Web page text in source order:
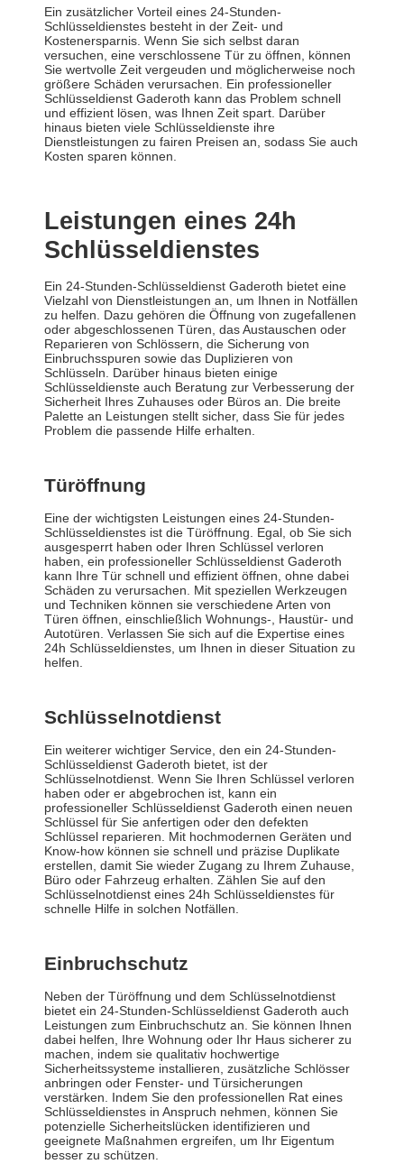
Ein zusätzlicher Vorteil eines 24-Stunden-
Schlüsseldienstes besteht in der Zeit- und
Kostenersparnis. Wenn Sie sich selbst daran
versuchen, eine verschlossene Tür zu öffnen, können
Sie wertvolle Zeit vergeuden und möglicherweise noch
größere Schäden verursachen. Ein professioneller
Schlüsseldienst Gaderoth kann das Problem schnell
und effizient lösen, was Ihnen Zeit spart. Darüber
hinaus bieten viele Schlüsseldienste ihre
Dienstleistungen zu fairen Preisen an, sodass Sie auch
Kosten sparen können.
Leistungen eines 24h
Schlüsseldienstes
Ein 24-Stunden-Schlüsseldienst Gaderoth bietet eine
Vielzahl von Dienstleistungen an, um Ihnen in Notfällen
zu helfen. Dazu gehören die Öffnung von zugefallenen
oder abgeschlossenen Türen, das Austauschen oder
Reparieren von Schlössern, die Sicherung von
Einbruchsspuren sowie das Duplizieren von
Schlüsseln. Darüber hinaus bieten einige
Schlüsseldienste auch Beratung zur Verbesserung der
Sicherheit Ihres Zuhauses oder Büros an. Die breite
Palette an Leistungen stellt sicher, dass Sie für jedes
Problem die passende Hilfe erhalten.
Türöffnung
Eine der wichtigsten Leistungen eines 24-Stunden-
Schlüsseldienstes ist die Türöffnung. Egal, ob Sie sich
ausgesperrt haben oder Ihren Schlüssel verloren
haben, ein professioneller Schlüsseldienst Gaderoth
kann Ihre Tür schnell und effizient öffnen, ohne dabei
Schäden zu verursachen. Mit speziellen Werkzeugen
und Techniken können sie verschiedene Arten von
Türen öffnen, einschließlich Wohnungs-, Haustür- und
Autotüren. Verlassen Sie sich auf die Expertise eines
24h Schlüsseldienstes, um Ihnen in dieser Situation zu
helfen.
Schlüsselnotdienst
Ein weiterer wichtiger Service, den ein 24-Stunden-
Schlüsseldienst Gaderoth bietet, ist der
Schlüsselnotdienst. Wenn Sie Ihren Schlüssel verloren
haben oder er abgebrochen ist, kann ein
professioneller Schlüsseldienst Gaderoth einen neuen
Schlüssel für Sie anfertigen oder den defekten
Schlüssel reparieren. Mit hochmodernen Geräten und
Know-how können sie schnell und präzise Duplikate
erstellen, damit Sie wieder Zugang zu Ihrem Zuhause,
Büro oder Fahrzeug erhalten. Zählen Sie auf den
Schlüsselnotdienst eines 24h Schlüsseldienstes für
schnelle Hilfe in solchen Notfällen.
Einbruchschutz
Neben der Türöffnung und dem Schlüsselnotdienst
bietet ein 24-Stunden-Schlüsseldienst Gaderoth auch
Leistungen zum Einbruchschutz an. Sie können Ihnen
dabei helfen, Ihre Wohnung oder Ihr Haus sicherer zu
machen, indem sie qualitativ hochwertige
Sicherheitssysteme installieren, zusätzliche Schlösser
anbringen oder Fenster- und Türsicherungen
verstärken. Indem Sie den professionellen Rat eines
Schlüsseldienstes in Anspruch nehmen, können Sie
potenzielle Sicherheitslücken identifizieren und
geeignete Maßnahmen ergreifen, um Ihr Eigentum
besser zu schützen.